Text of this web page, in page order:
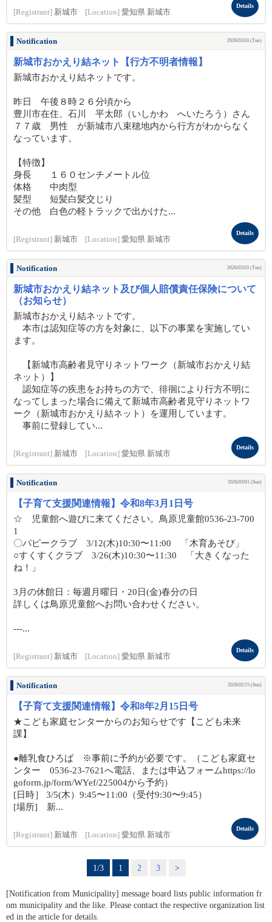
[Registrant] 新城市 [Location] 愛知県 新城市
Details
Notification 2026/03/03 (Tue)
新城市おかえり結ネット【行方不明者情報】
新城市おかえり結ネットです。
昨日 午後８時２６分頃から
豊川市在住、石川 平太郎（いしかわ へいたろう）さん
７７歳 男性 が新城市八束穂地内から行方がわからなく
なっています。
【特徴】
身長 １６０センチメートル位
体格 中肉型
髪型 短髪白髪交じり
その他 白色の軽トラックで出かけた...
[Registrant] 新城市 [Location] 愛知県 新城市
Details
Notification 2026/03/03 (Tue)
新城市おかえり結ネット及び個人賠償責任保険について
（お知らせ）
新城市おかえり結ネットです。
本市は認知症等の方を対象に、以下の事業を実施してい
ます。
【新城市高齢者見守りネットワーク（新城市おかえり結
ネット）】
認知症等の疾患をお持ちの方で、徘徊により行方不明に
なってしまった場合に備えて新城市高齢者見守りネットワ
ーク（新城市おかえり結ネット）を運用しています。
事前に登録してい...
[Registrant] 新城市 [Location] 愛知県 新城市
Details
Notification 2026/03/01 (Sun)
【子育て支援関連情報】令和8年3月1日号
☆ 児童館へ遊びに来てください。鳥原児童館0536-23-700
1
〇パピークラブ 3/12(木)10:30〜11:00 「木育あそび」
○すくすくクラブ 3/26(木)10:30〜11:30 「大きくなった
ね！」
3月の休館日：毎週月曜日・20日(金)春分の日
詳しくは鳥原児童館へお問い合わせください。
---...
[Registrant] 新城市 [Location] 愛知県 新城市
Details
Notification 2026/02/15 (Sun)
【子育て支援関連情報】令和8年2月15日号
★こども家庭センターからのお知らせです【こども未来
課】
●離乳食ひろば ※事前に予約が必要です。（こども家庭セ
ンター 0536-23-7621へ電話、または申込フォームhttps://lo
goform.jp/form/WYef/225004から予約）
[日時］ 3/5(木）9:45〜11:00（受付9:30〜9:45）
[場所] 新...
[Registrant] 新城市 [Location] 愛知県 新城市
Details
1/3 1 2 3 >
[Notification from Municipality] message board lists public information fr
om municipality and the like. Please contact the respective organization list
ed in the article for details.